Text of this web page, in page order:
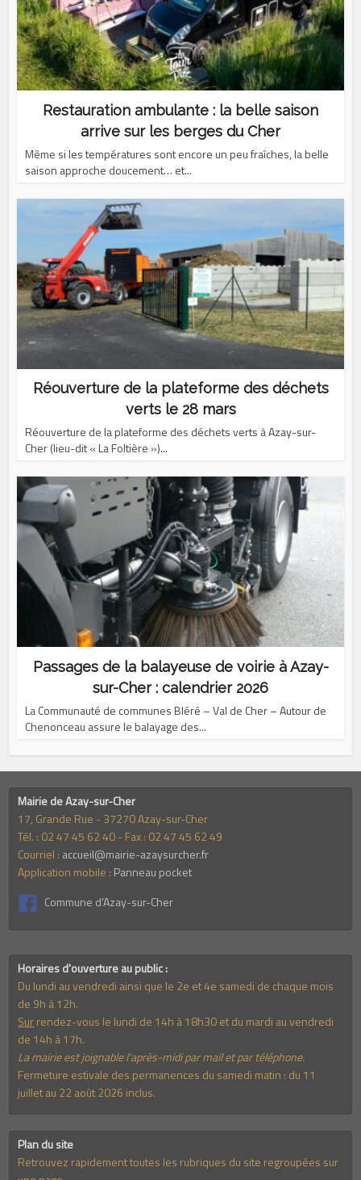
Restauration ambulante : la belle saison
arrive sur les berges du Cher
Même si les températures sont encore un peu fraîches, la belle
saison approche doucement… et...
Réouverture de la plateforme des déchets
verts le 28 mars
Réouverture de la plateforme des déchets verts à Azay-sur-
Cher (lieu-dit « La Foltière »)...
Passages de la balayeuse de voirie à Azay-
sur-Cher : calendrier 2026
La Communauté de communes Bléré – Val de Cher – Autour de
Chenonceau assure le balayage des...
Mairie de Azay-sur-Cher
17, Grande Rue - 37270 Azay-sur-Cher
Tél. : 02 47 45 62 40 - Fax : 02 47 45 62 49
Courriel : accueil@mairie-azaysurcher.fr
Application mobile : Panneau pocket
Commune d'Azay-sur-Cher
Horaires d'ouverture au public :
Du lundi au vendredi ainsi que le 2e et 4e samedi de chaque mois
de 9h à 12h.
Surrendez-vous le lundi de 14h à 18h30 et du mardi au vendredi
de 14h à 17h.
La mairie est joignable l'après-midi par mail et par téléphone.
Fermeture estivale des permanences du samedi matin : du 11
juillet au 22 août 2026 inclus.
Plan du site
Retrouvez rapidement toutes les rubriques du site regroupées sur